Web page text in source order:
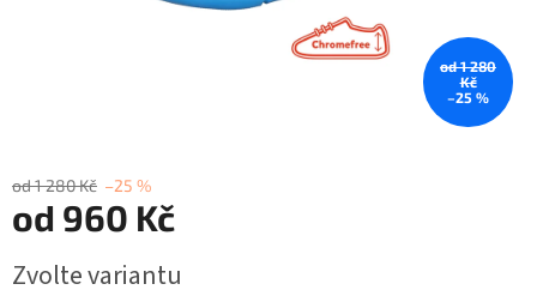
od 1 280
Kč
–25 %
od 1 280 Kč –25 %
od 960 Kč
cena:
Zvolte variantu